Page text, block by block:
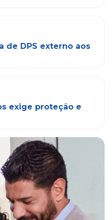
de DPS externo aos
exige proteção e